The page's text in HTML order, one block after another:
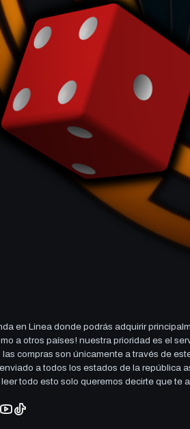
en Linea donde podrás adquirir
a otros países! nuestra prioridad es el
compras son únicamente a través de
a todos los estados de la república
todo esto solo queremos decirte que te